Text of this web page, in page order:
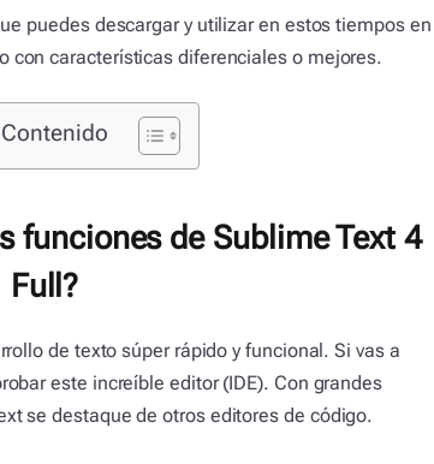
puedes descargar y utilizar en estos tiempos en
con características diferenciales o mejores.
funciones de Sublime Text 4
Full?
de texto súper rápido y funcional. Si vas a
este increíble editor (IDE). Con grandes
se destaque de otros editores de código.